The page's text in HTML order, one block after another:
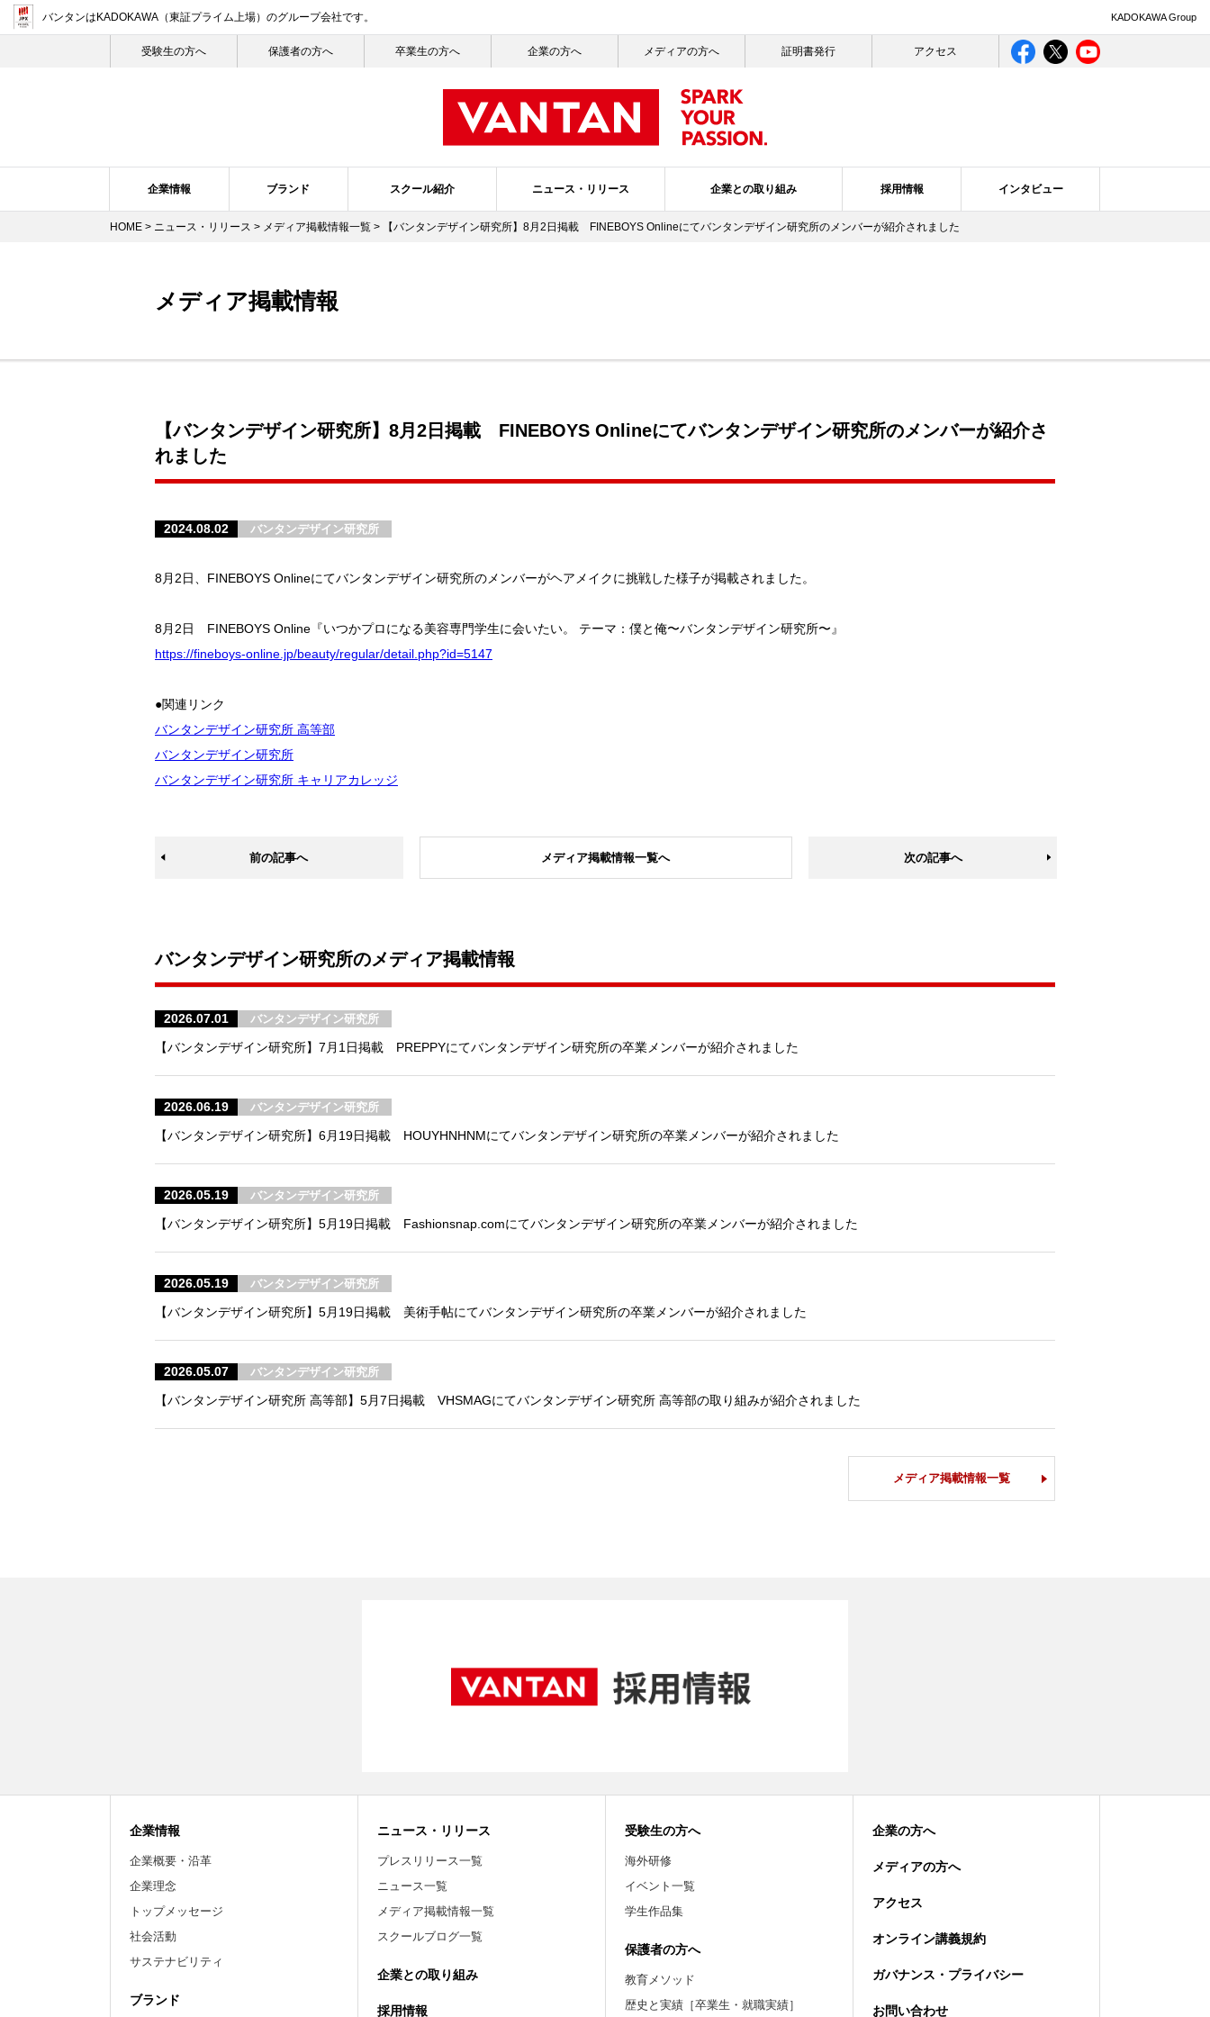
バンタンはKADOKAWA（東証プライム上場） のグループ会社です。 KADOKAWA Group
受験生の⽅へ 保護者の方へ 卒業生の方へ 企業の方へ メディアの方へ 証明書発行 アクセス
企業情報 ブランド スクール紹介 ニュース・リリース 企業との取り組み 採用情報 インタビュー
HOME > ニュース・リリース > メディア掲載情報一覧 > 【バンタンデザイン研究所】8月2日掲載 FINEBOYS Onlineにてバンタンデザイン研究所のメンバーが紹介されました
メディア掲載情報
【バンタンデザイン研究所】8月2日掲載 FINEBOYS Onlineにてバンタンデザイン研究所のメンバーが紹介さ
れました
2024.08.02 バンタンデザイン研究所
8月2日、FINEBOYS Onlineにてバンタンデザイン研究所のメンバーがヘアメイクに挑戦した様子が掲載されました。
8月2日 FINEBOYS Online『いつかプロになる美容専門学生に会いたい。 テーマ：僕と俺〜バンタンデザイン研究所〜』
https://fineboys-online.jp/beauty/regular/detail.php?id=5147
●関連リンク
バンタンデザイン研究所 高等部
バンタンデザイン研究所
バンタンデザイン研究所 キャリアカレッジ
前の記事へ メディア掲載情報一覧へ 次の記事へ
バンタンデザイン研究所のメディア掲載情報
2026.07.01 バンタンデザイン研究所
【バンタンデザイン研究所】7月1日掲載 PREPPYにてバンタンデザイン研究所の卒業メンバーが紹介されました
2026.06.19 バンタンデザイン研究所
【バンタンデザイン研究所】6月19日掲載 HOUYHNHNMにてバンタンデザイン研究所の卒業メンバーが紹介されました
2026.05.19 バンタンデザイン研究所
【バンタンデザイン研究所】5月19日掲載 Fashionsnap.comにてバンタンデザイン研究所の卒業メンバーが紹介されました
2026.05.19 バンタンデザイン研究所
【バンタンデザイン研究所】5月19日掲載 美術手帖にてバンタンデザイン研究所の卒業メンバーが紹介されました
2026.05.07 バンタンデザイン研究所
【バンタンデザイン研究所 高等部】5月7日掲載 VHSMAGにてバンタンデザイン研究所 高等部の取り組みが紹介されました
メディア掲載情報一覧
企業情報
企業概要・沿革
企業理念
トップメッセージ
社会活動
サステナビリティ
ブランド
ニュース・リリース
プレスリリース一覧
ニュース一覧
メディア掲載情報一覧
スクールブログ一覧
企業との取り組み
採用情報
受験生の方へ
海外研修
イベント一覧
学生作品集
保護者の方へ
教育メソッド
歴史と実績［卒業生・就職実績］
企業の方へ
メディアの方へ
アクセス
オンライン講義規約
ガバナンス・プライバシー
お問い合わせ